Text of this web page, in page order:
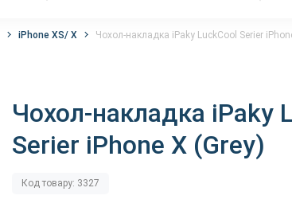
iPhone XS/ X Чохол-накладка iPaky LuckCool Serier
Чохол-накладка iPaky
Serier iPhone X (Grey)
Код товару: 3327